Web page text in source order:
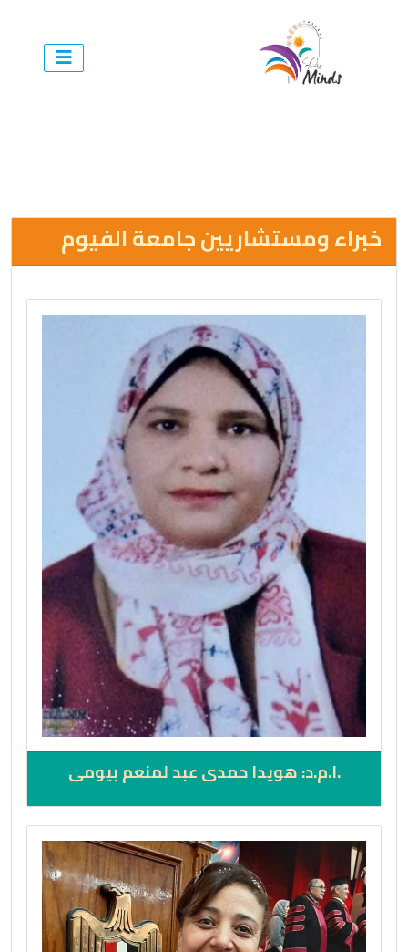
خبراء ومستشاريين جامعة الفيوم
.ا.م.د: هويدا حمدى عبد لمنعم بيومى